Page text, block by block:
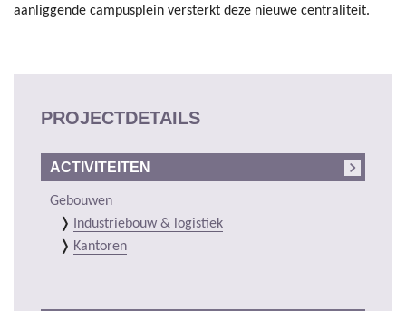
aanliggende campusplein versterkt deze nieuwe centraliteit.
PROJECTDETAILS
ACTIVITEITEN
Gebouwen
Industriebouw & logistiek
Kantoren